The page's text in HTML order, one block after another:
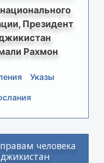
Президент
Рахмон
Указы
человека